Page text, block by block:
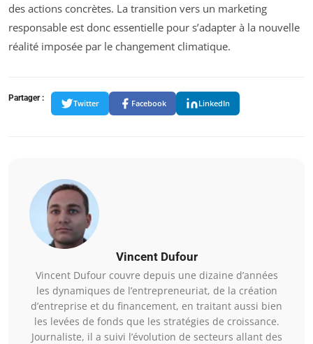
des actions concrètes. La transition vers un marketing
responsable est donc essentielle pour s’adapter à la nouvelle
réalité imposée par le changement climatique.
Partager :
Twitter Facebook LinkedIn
Vincent Dufour
Vincent Dufour couvre depuis une dizaine d’années
les dynamiques de l’entrepreneuriat, de la création
d’entreprise et du financement, en traitant aussi bien
les levées de fonds que les stratégies de croissance.
Journaliste, il a suivi l’évolution de secteurs allant des